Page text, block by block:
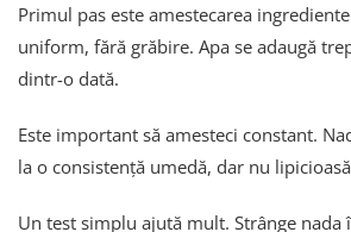
Primul pas este amestecarea
uniform, fără grăbire. Apa se adaugă
dintr-o dată.
Este important să amesteci constant.
la o consistență umedă, dar nu
Un test simplu ajută mult. Strânge nada